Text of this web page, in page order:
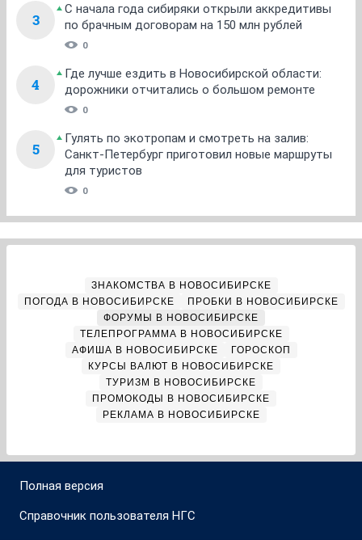
3
С начала года сибиряки открыли аккредитивы
по брачным договорам на 150 млн рублей
0
4
Где лучше ездить в Новосибирской области:
дорожники отчитались о большом ремонте
0
5
Гулять по экотропам и смотреть на залив:
Санкт-Петербург приготовил новые маршруты
для туристов
0
ЗНАКОМСТВА В НОВОСИБИРСКЕ
ПОГОДА В НОВОСИБИРСКЕ
ПРОБКИ В НОВОСИБИРСКЕ
ФОРУМЫ В НОВОСИБИРСКЕ
ТЕЛЕПРОГРАММА В НОВОСИБИРСКЕ
АФИША В НОВОСИБИРСКЕ
ГОРОСКОП
КУРСЫ ВАЛЮТ В НОВОСИБИРСКЕ
ТУРИЗМ В НОВОСИБИРСКЕ
ПРОМОКОДЫ В НОВОСИБИРСКЕ
РЕКЛАМА В НОВОСИБИРСКЕ
Полная версия
Справочник пользователя НГС